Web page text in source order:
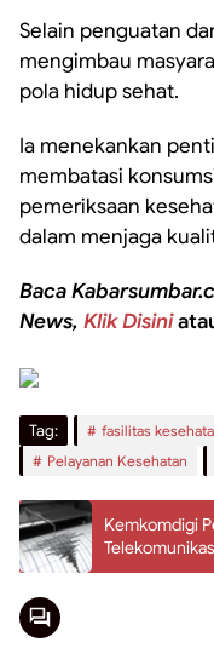
Selain penguatan
mengimbau
pola hidup sehat.
Ia menekankan
membatasi
pemeriksaan
dalam menjaga
Baca
News, Klik Disini
Tag: fasilitas
Pelayanan Kesehatan
Kemkomdigi